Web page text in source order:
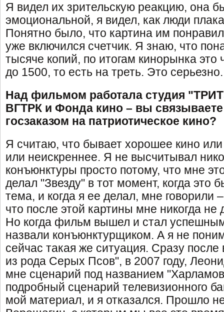
Я видел их зрительскую реакцию, она
эмоциональной, я видел, как люди
Понятно было, что картина им
уже включился счетчик. Я знаю, что
тысяче копий, по итогам кинорынка это
до 1500, то есть на треть. Это серьезно.
Над фильмом работала студия
ВГТРК и Фонда кино – вы связываете
госзаказом на патриотическое кино?
Я считаю, что бывает хорошее кино
или неискреннее. Я не высчитывал
конъюнктуры просто потому, что мне
делал "Звезду" в тот момент, когда это
тема, и когда я ее делал, мне говорили
что после этой картины мне никогда не
Но когда фильм вышел и стал
назвали конъюнктурщиком. А я не
сейчас такая же ситуация. Сразу
из рода Серых Псов", в 2007 году,
мне сценарий под названием
подробный сценарий телевизионного
мой материал, и я отказался. Прошло